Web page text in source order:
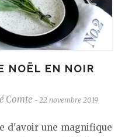
NOËL EN NOIR
Comte - 22 novembre 2019
d'avoir une magnifique